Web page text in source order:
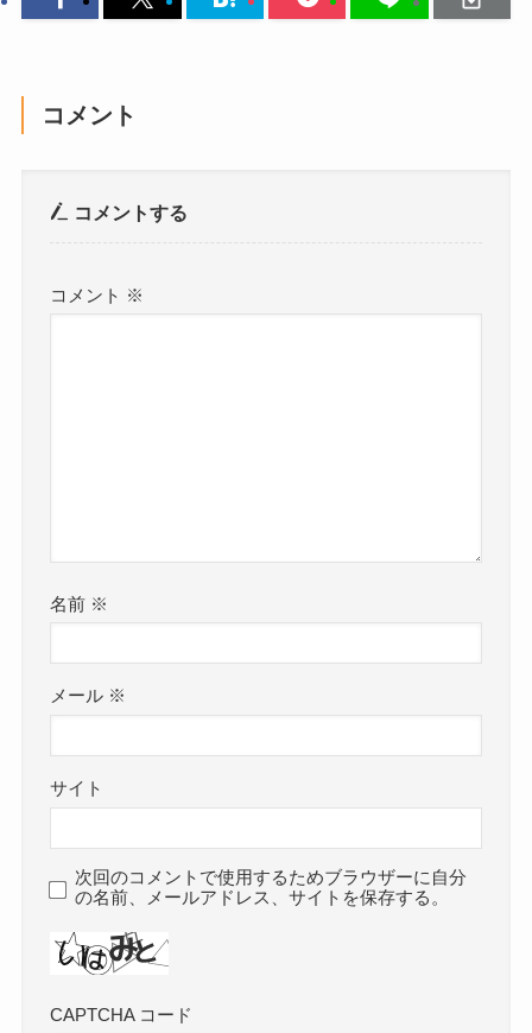
コメント
コメントする
コメント ※
名前 ※
メール ※
サイト
次回のコメントで使用するためブラウザーに自分
の名前、メールアドレス、サイトを保存する。
CAPTCHA コード